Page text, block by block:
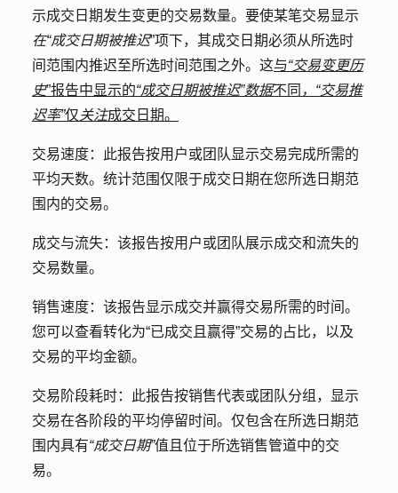
示成交日期发生变更的交易数量。要使某笔交易显示
在“成交日期被推迟”项下，其成交日期必须从所选时
间范围内推迟至所选时间范围之外。这与“交易变更历
史”报告中显示的“成交日期被推迟”数据不同 ，“交易推
迟率”仅关注成交日期。
交易速度：
此报告按用户或团队显示交易完成所需的
平均天数。统计范围仅限于成交日期在您所选日期范
围内的交易。
成交与流失： 该报告按用户或团队展示成交和流失的
交易数量。
销售速度： 该报告显示成交并赢得交易所需的时间。
您可以查看转化为“已成交且赢得”交易的占比，以及
交易的平均金额。
交易阶段耗时：
此报告按销售代表或团队分组，显示
交易在各阶段的平均停留时间。仅包含在所选日期范
围内具有“成交日期”值且位于所选销售管道中的交
易。